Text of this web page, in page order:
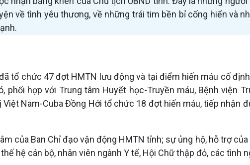
về tình yêu thương, về những trái tim bền bỉ cống hiến và
tổ chức 47 đợt HMTN lưu động và tại điểm hiến máu cố
phối hợp với Trung tâm Huyết học-Truyền máu, Bệnh viện
Việt Nam-Cuba Đồng Hới tổ chức 18 đợt hiến máu, tiếp
của Ban Chỉ đạo vận động HMTN tỉnh; sự ủng hộ, hỗ trợ
hệ cán bộ, nhân viên ngành Y tế, Hội Chữ thập đỏ, các